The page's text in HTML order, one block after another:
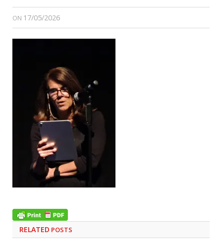
ON 17/05/2026
RELATED POSTS